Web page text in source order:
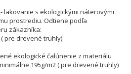
lakovanie s ekologickými náterovými
prostrediu. Odtiene podľa
zákazníka:
pre drevené truhly)
ekologické čalúnenie z materiálu
195g/m2 ( pre drevené truhly)